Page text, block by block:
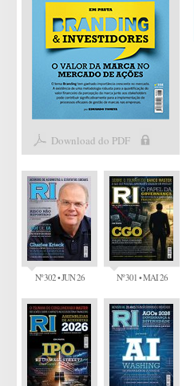
Download do PDF
Nº 302 • JUN 26 Nº 301 • MAI 26